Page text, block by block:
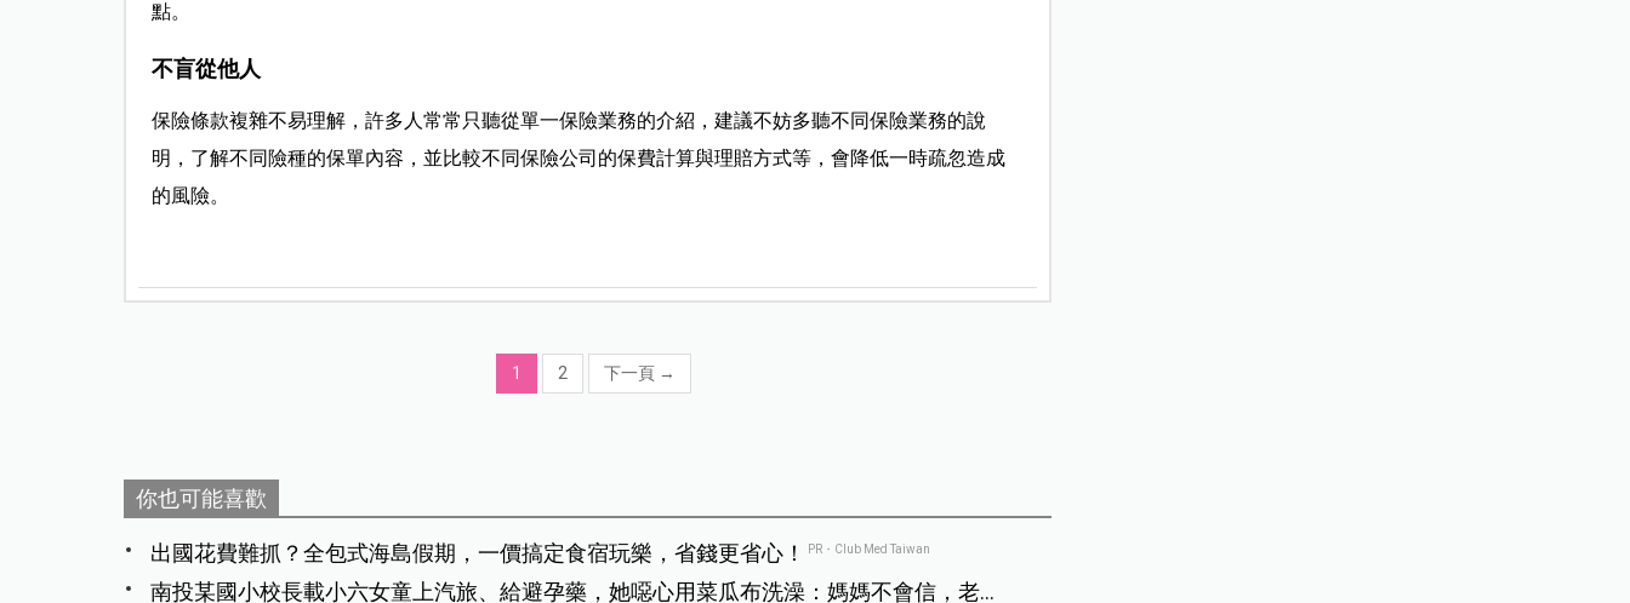
點。
不盲從他人
保險條款複雜不易理解，許多人常常只聽從單一保險業務的介紹，建議不妨多聽不同保險業務的說
明，了解不同險種的保單內容，並比較不同保險公司的保費計算與理賠方式等，會降低一時疏忽造成
的風險。
1 2 下一頁 →
你也可能喜歡
出國花費難抓？全包式海島假期，一價搞定食宿玩樂，省錢更省心！ PR・Club Med Taiwan
南投某國小校長載小六女童上汽旅、給避孕藥，她噁心用菜瓜布洗澡：媽媽不會信，老師